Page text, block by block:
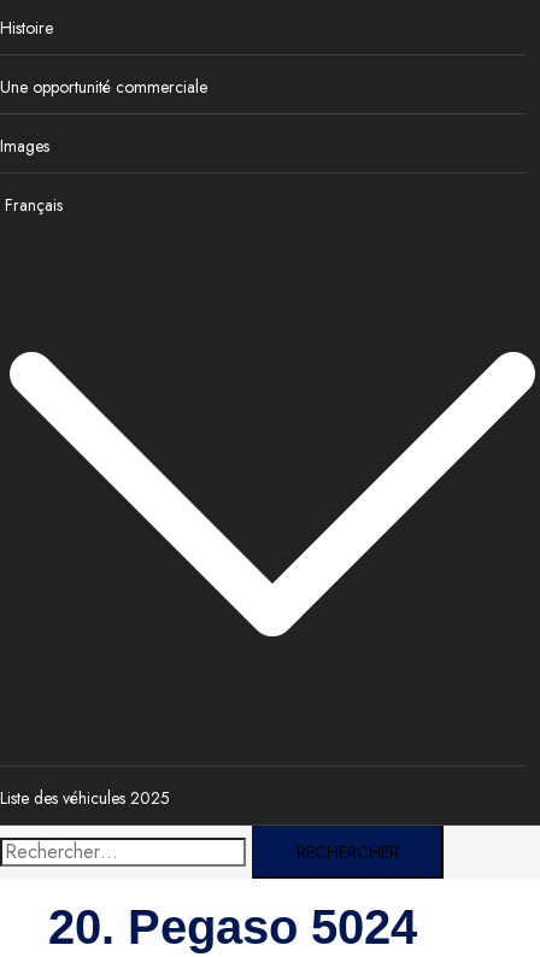
Histoire
Une opportunité commerciale
Images
Français
Liste des véhicules 2025
Rechercher :
20. Pegaso 5024